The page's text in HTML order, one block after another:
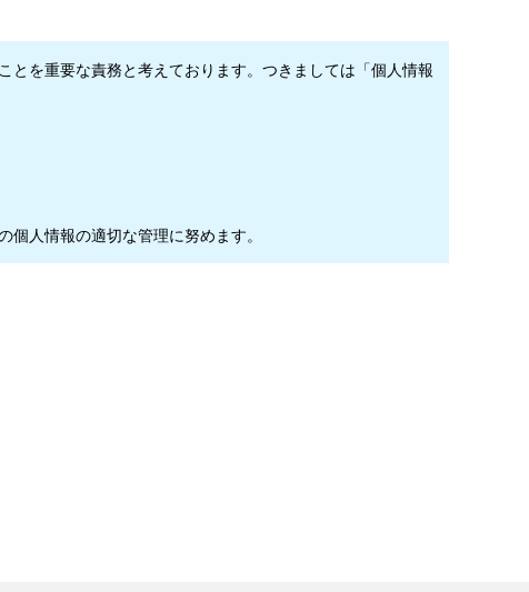
を重要な責務と考えております。つきましては「個人情報
人情報の適切な管理に努めます。